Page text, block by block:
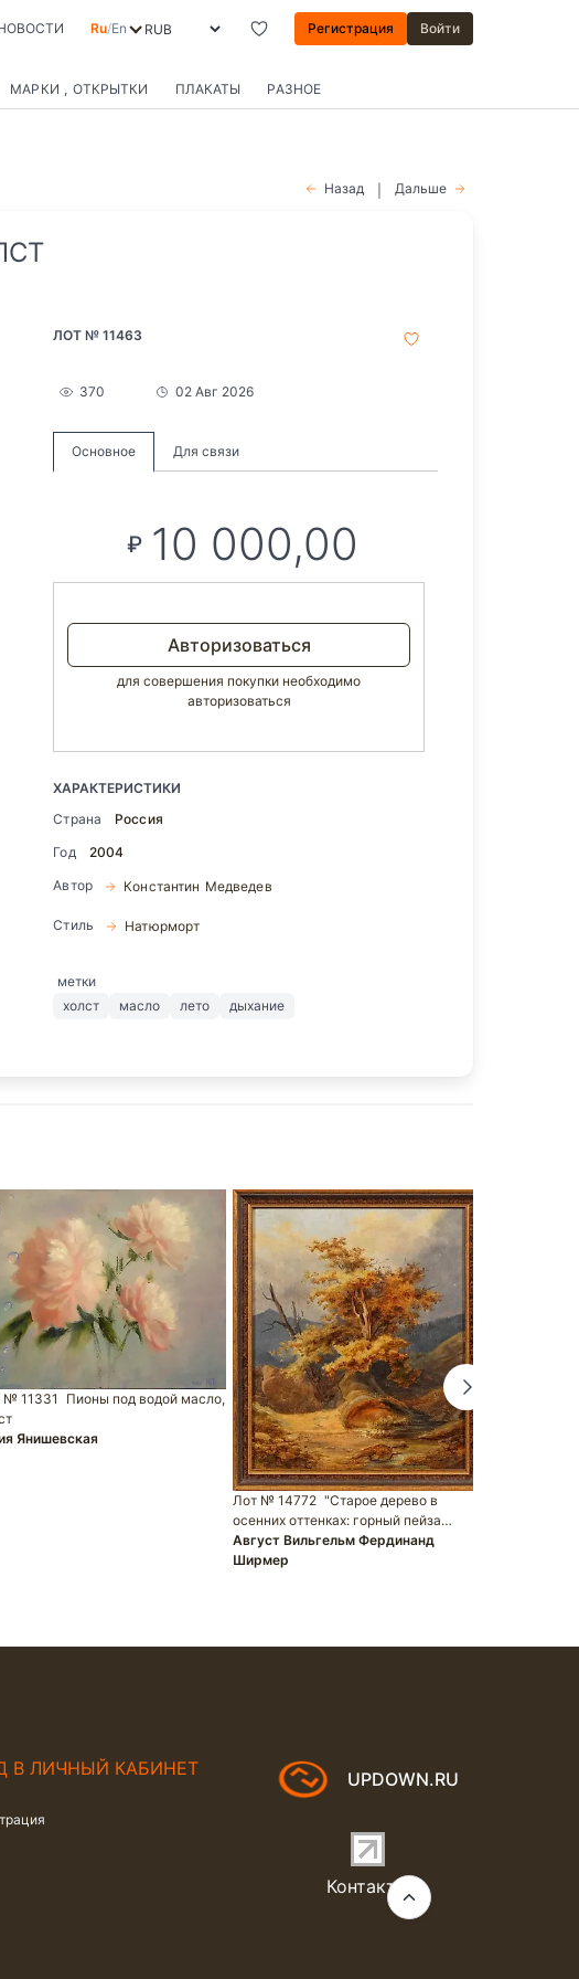
Ru/En Регистрация Войти
МАРКИ , ОТКРЫТКИ ПЛАКАТЫ РАЗНОЕ
Назад Дальше
ЛОТ № 11463
370 02 Авг 2026
Основное Для связи
₽ 10 000,00
Авторизоваться
для совершения покупки необходимо
авторизоваться
ХАРАКТЕРИСТИКИ
Страна
Россия
Год
2004
Автор
Константин Медведев
Стиль Натюрморт
метки
холст
масло лето дыхание
№ 11331
Пионы под водой масло,
Янишевская
Лот № 14772 "Старое дерево в
осенних оттенках: горный пейза…
Август Вильгельм Фердинанд
Ширмер
В ЛИЧНЫЙ КАБИНЕТ UPDOWN.RU
Контакты